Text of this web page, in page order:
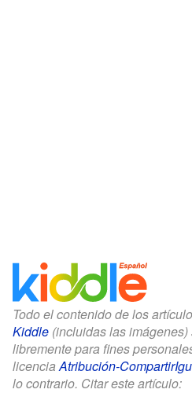
Todo el contenido de los
Kiddle (incluidas las
libremente para fines
licenciaAtribución-
lo contrario. Citar este artículo: